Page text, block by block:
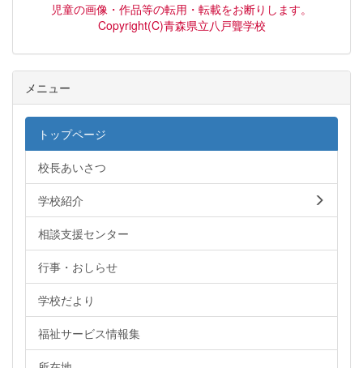
児童の画像・作品等の転用・転載をお断りします。
Copyright(C)青森県立八戸聾学校
メニュー
トップページ
校長あいさつ
学校紹介
相談支援センター
行事・おしらせ
学校だより
福祉サービス情報集